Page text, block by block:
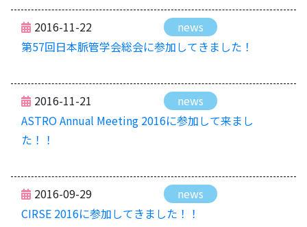
2016-11-22
news
第57回日本脈管学会総会に参加してきました！
2016-11-21
news
ASTRO Annual Meeting 2016に参加して来まし
た！！
2016-09-29
news
CIRSE 2016に参加してきました！！